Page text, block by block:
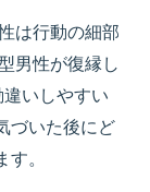
は行動の細部
男性が復縁し
違いしやすい
づいた後にど
。